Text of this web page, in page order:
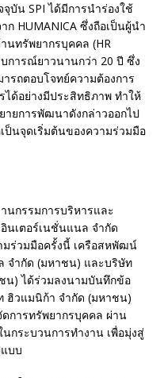
บัน SPI ได้มีการนำร่องใช้
ก HUMANICA ซึ่งถือเป็นผู้นำ
นทรัพยากรบุคคล (HR
การณ์ยาวนานกว่า 20 ปี ซึ่ง
รถตอบโจทย์ความต้องการ
ด้อย่างมีประสิทธิภาพ ทำให้
ยการพัฒนาดังกล่าวออกไป
ป็นจุดเริ่มต้นของความร่วมมือ
กรรมการบริหารและ
นเตอร์เนชั่นแนล จำกัด
มร่วมมือครั้งนี้ เครือสหพัฒน์
จำกัด (มหาชน) และบริษัท
น) ได้ร่วมลงนามบันทึกข้อ
ฮิวแมนิก้า จำกัด (มหาชน)
การทรัพยากรบุคคล ผ่าน
กระบวนการทำงาน เพื่อมุ่งสู่
บบ